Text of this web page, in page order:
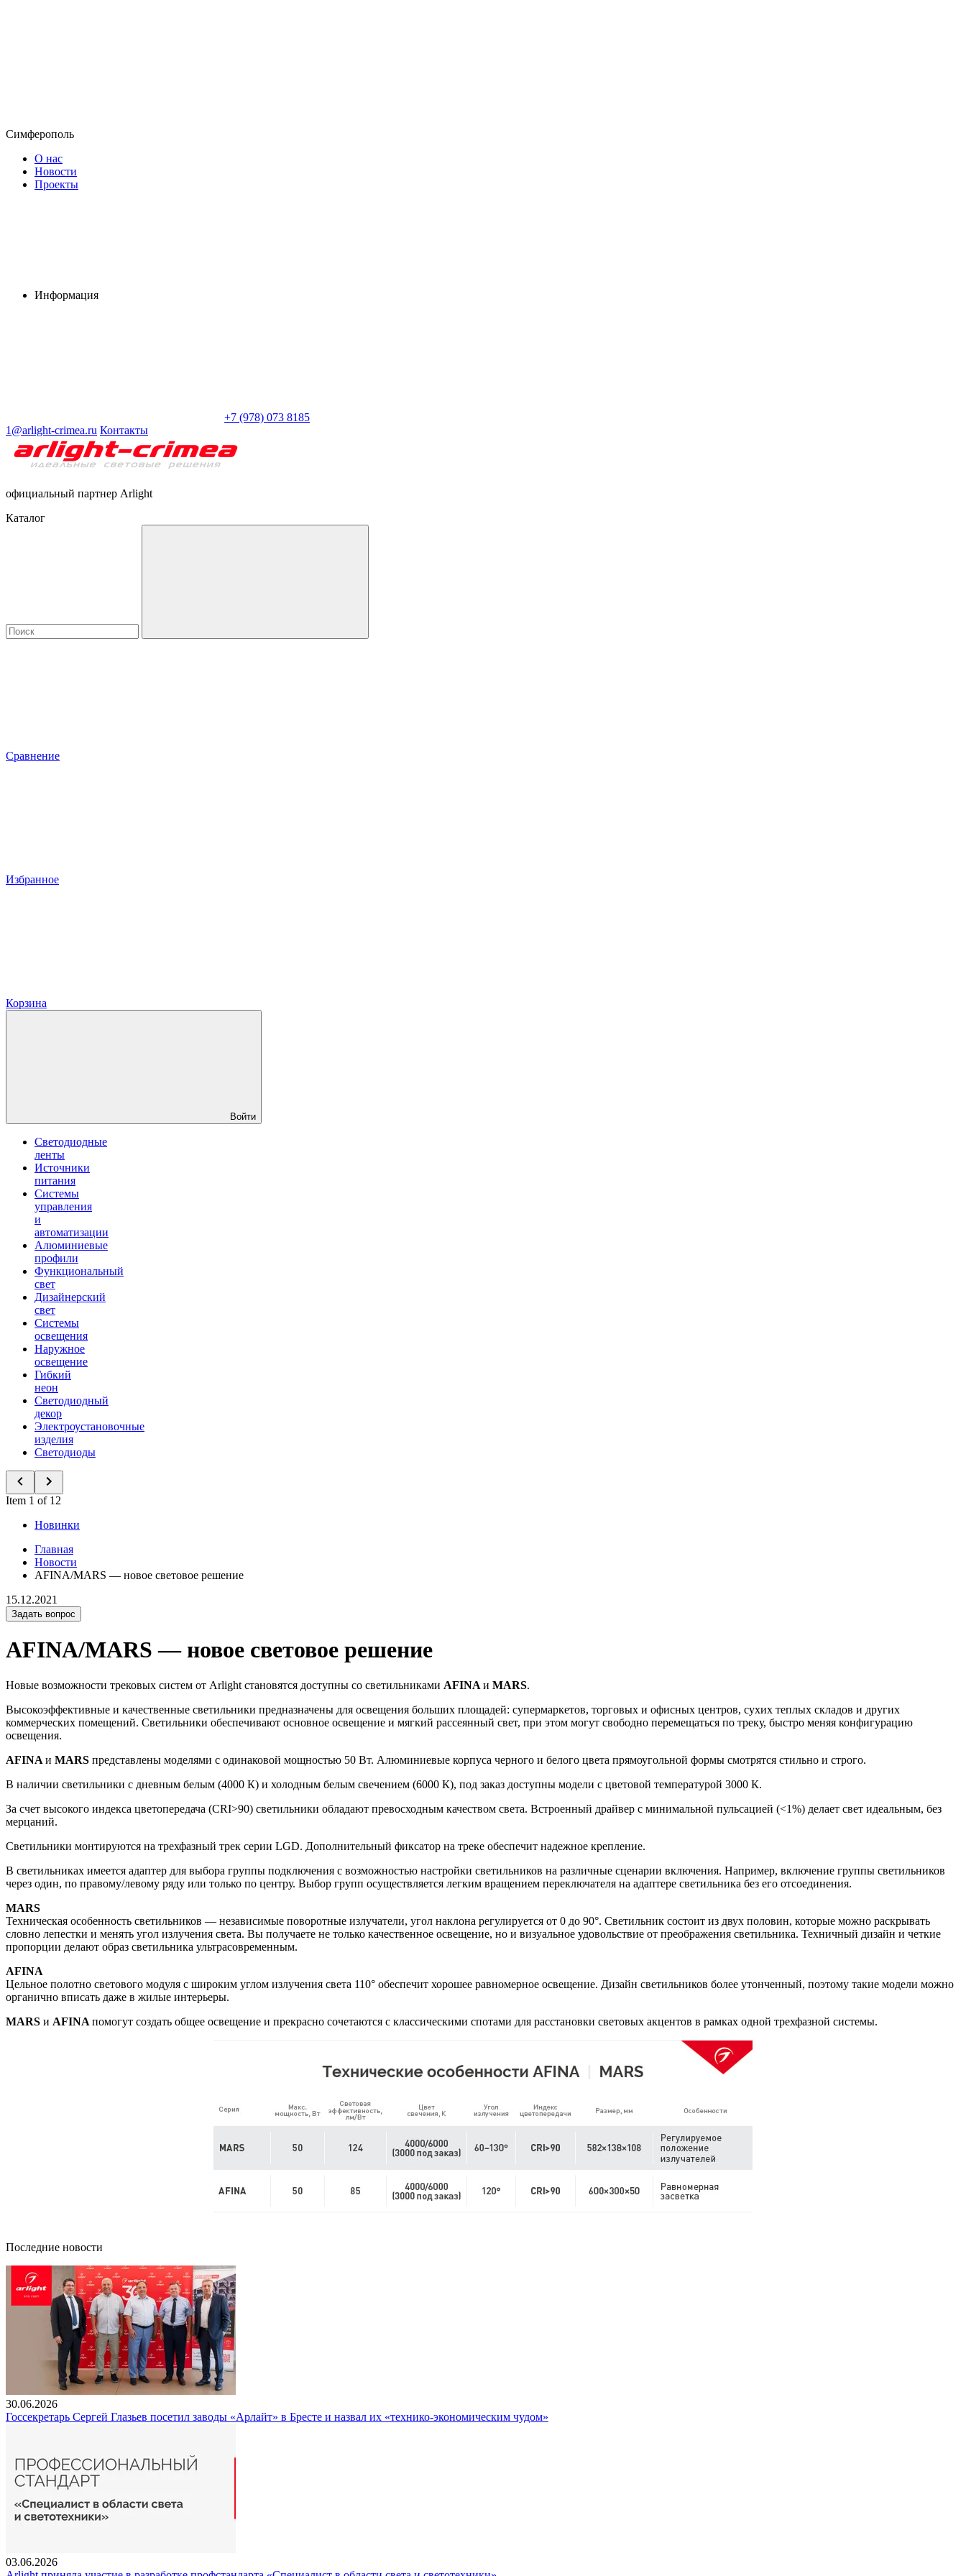
Симферополь
О нас
Новости
Проекты
Информация
+7 (978) 073 8185
1@arlight-crimea.ru Контакты
официальный партнер Arlight
Каталог
Сравнение
Избранное
Корзина
Войти
Светодиодные
ленты
Источники
питания
Системы
управления
и
автоматизации
Алюминиевые
профили
Функциональный
свет
Дизайнерский
свет
Системы
освещения
Наружное
освещение
Гибкий
неон
Светодиодный
декор
Электроустановочные
изделия
Светодиоды
Item 1 of 12
Новинки
Главная
Новости
AFINA/MARS — новое световое решение
15.12.2021
Задать вопрос
AFINA/MARS — новое световое решение
Новые возможности трековых систем от Arlight становятся доступны со светильниками AFINA и MARS.
Высокоэффективные и качественные светильники предназначены для освещения больших площадей: супермаркетов, торговых и офисных центров, сухих теплых складов и других
коммерческих помещений. Светильники обеспечивают основное освещение и мягкий рассеянный свет, при этом могут свободно перемещаться по треку, быстро меняя конфигурацию
освещения.
AFINA и MARS представлены моделями с одинаковой мощностью 50 Вт. Алюминиевые корпуса черного и белого цвета прямоугольной формы смотрятся стильно и строго.
В наличии светильники с дневным белым (4000 К) и холодным белым свечением (6000 К), под заказ доступны модели с цветовой температурой 3000 К.
За счет высокого индекса цветопередача (CRI>90) светильники обладают превосходным качеством света. Встроенный драйвер с минимальной пульсацией (<1%) делает свет идеальным, без
мерцаний.
Светильники монтируются на трехфазный трек серии LGD. Дополнительный фиксатор на треке обеспечит надежное крепление.
В светильниках имеется адаптер для выбора группы подключения с возможностью настройки светильников на различные сценарии включения. Например, включение группы светильников
через один, по правому/левому ряду или только по центру. Выбор групп осуществляется легким вращением переключателя на адаптере светильника без его отсоединения.
MARS
Техническая особенность светильников — независимые поворотные излучатели, угол наклона регулируется от 0 до 90°. Светильник состоит из двух половин, которые можно раскрывать
словно лепестки и менять угол излучения света. Вы получаете не только качественное освещение, но и визуальное удовольствие от преображения светильника. Техничный дизайн и четкие
пропорции делают образ светильника ультрасовременным.
AFINA
Цельное полотно светового модуля с широким углом излучения света 110° обеспечит хорошее равномерное освещение. Дизайн светильников более утонченный, поэтому такие модели можно
органично вписать даже в жилые интерьеры.
MARS и AFINA помогут создать общее освещение и прекрасно сочетаются с классическими спотами для расстановки световых акцентов в рамках одной трехфазной системы.
Последние новости
30.06.2026
Госсекретарь Сергей Глазьев посетил заводы «Арлайт» в Бресте и назвал их «технико-экономическим чудом»
03.06.2026